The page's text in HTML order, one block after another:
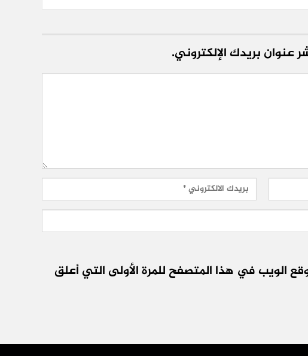
عنوان بريدك الإلكتروني.
الويب في هذا المتصفح للمرة الأولى التي أعلق